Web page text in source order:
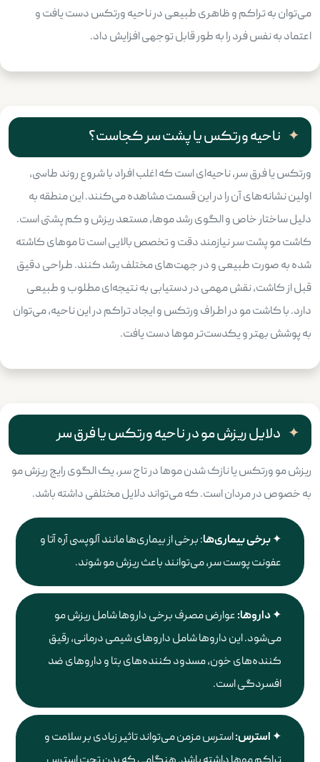
می‌توان به تراکم و ظاهری طبیعی در ناحیه ورتکس دست یافت و
اعتماد به نفس فرد را به طور قابل توجهی افزایش داد.
ناحیه ورتکس یا پشت سر کجاست؟
ورتکس یا فرق سر، ناحیه‌ای است که اغلب افراد با شروع روند طاسی،
اولین نشانه‌های آن را در این قسمت مشاهده می‌کنند. این منطقه به
دلیل ساختار خاص و الگوی رشد موها، مستعد ریزش و کم پشتی است.
کاشت مو پشت سر نیازمند دقت و تخصص بالایی است تا موهای کاشته
شده به صورت طبیعی و در جهت‌های مختلف رشد کنند. طراحی دقیق
قبل از کاشت، نقش مهمی در دستیابی به نتیجه‌ای مطلوب و طبیعی
دارد. با کاشت مو در اطراف ورتکس و ایجاد تراکم در این ناحیه، می‌توان
به پوشش بهتر و یکدست‌تر موها دست یافت.
دلایل ریزش مو در ناحیه ورتکس یا فرق سر
ریزش مو ورتکس یا نازک شدن موها در تاج سر، یک الگوی رایج ریزش مو
به خصوص در مردان است. که می‌تواند دلایل مختلفی داشته باشد.
برخی بیماری‌ها: برخی از بیماری‌ها مانند آلوپسی آره آتا و
عفونت پوست سر، می‌توانند باعث ریزش مو شوند.
داروها:عوارض مصرف برخی داروها شامل ریزش مو
می‌شود. این داروها شامل داروهای شیمی درمانی، رقیق
کننده‌های خون، مسدود کننده‌های بتا و داروهای ضد
افسردگی است.
استرس:استرس مزمن می‌تواند تاثیر زیادی بر سلامت و